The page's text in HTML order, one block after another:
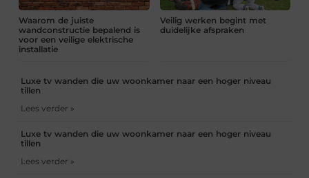
Waarom de juiste
wandconstructie bepalend is
voor een veilige elektrische
installatie
Veilig werken begint met
duidelijke afspraken
Luxe tv wanden die uw woonkamer naar een hoger niveau
tillen
Lees verder »
Luxe tv wanden die uw woonkamer naar een hoger niveau
tillen
Lees verder »